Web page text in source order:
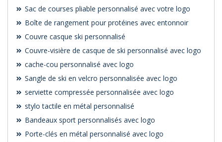
Sac de courses pliable personnalisé avec votre logo
Boîte de rangement pour protéines avec entonnoir
Couvre casque ski personnalisé
Couvre-visière de casque de ski personnalisé avec logo
cache-cou personnalisé avec logo
Sangle de ski en velcro personnalisée avec logo
serviette compressée personnalisée avec logo
stylo tactile en métal personnalisé
Bandeaux sport personnalisés avec logo
Porte-clés en métal personnalisé avec logo